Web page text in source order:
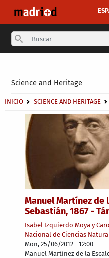
Science and Heritage
Breadcrumb
INICIO SCIENCE AND HERITAGE
Manuel Martínez de
Sebastián, 1867 -
Isabel Izquierdo Moya y
Nacional de Ciencias
Mon, 25/06/2012 - 12:00
Manuel Martínez de la